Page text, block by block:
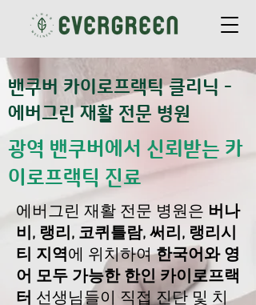
밴쿠버 카이로프랙틱 클리닉 -
에버그린 재활 전문 병원
광역 밴쿠버에서 신뢰받는 카
이로프랙틱 진료
에버그린 재활 전문 병원은 버나
비, 랭리, 코퀴틀람, 써리, 랭리시
티 지역에 위치하여한국어와 영
어 모두 가능한 한인 카이로프랙
터 선생님들이 직접 진단 및 치